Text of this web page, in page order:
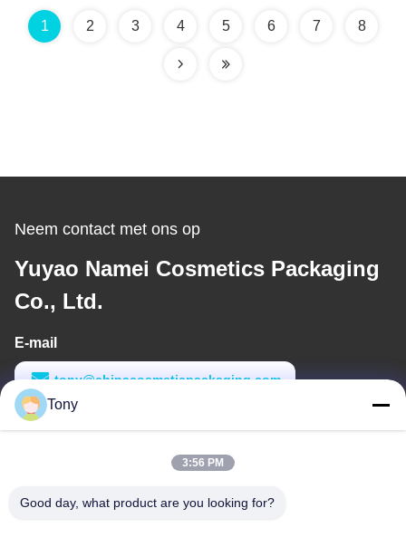
1 2 3 4 5 6 7 8
Neem contact met ons op
Yuyao Namei Cosmetics Packaging
Co., Ltd.
E-mail
tony@chinacosmeticpackaging.com
Werktijd
Tony
3:56 PM
Good day, what product are you looking for?